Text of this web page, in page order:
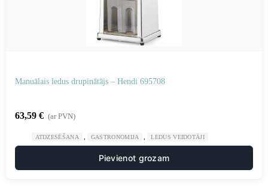
Manuālais ledus drupinātājs – Hendi 695708
63,59 € (ar PVN)
ATDZESĒŠANA GASTRONOMIJA LEDUS VEIDOTĀJI
Pievienot grozam